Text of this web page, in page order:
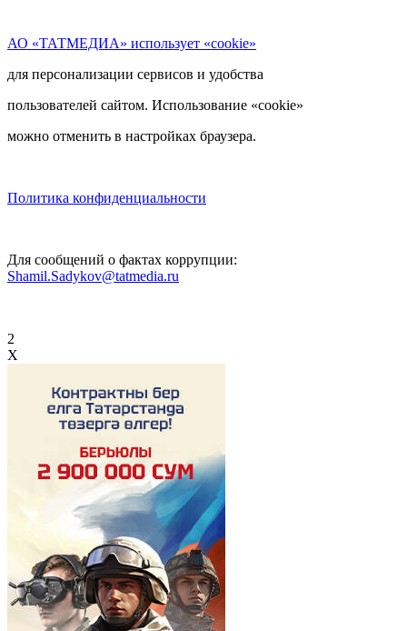
АО «ТАТМЕДИА» использует «cookie»
для персонализации сервисов и удобства
пользователей сайтом. Использование «cookie»
можно отменить в настройках браузера.
Политика конфиденциальности
Для сообщений о фактах коррупции:
Shamil.Sadykov@tatmedia.ru
2
X